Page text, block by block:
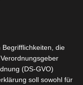
die
(DS-GVO)
soll sowohl für